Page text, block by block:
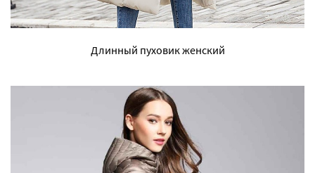
Длинный пуховик женский